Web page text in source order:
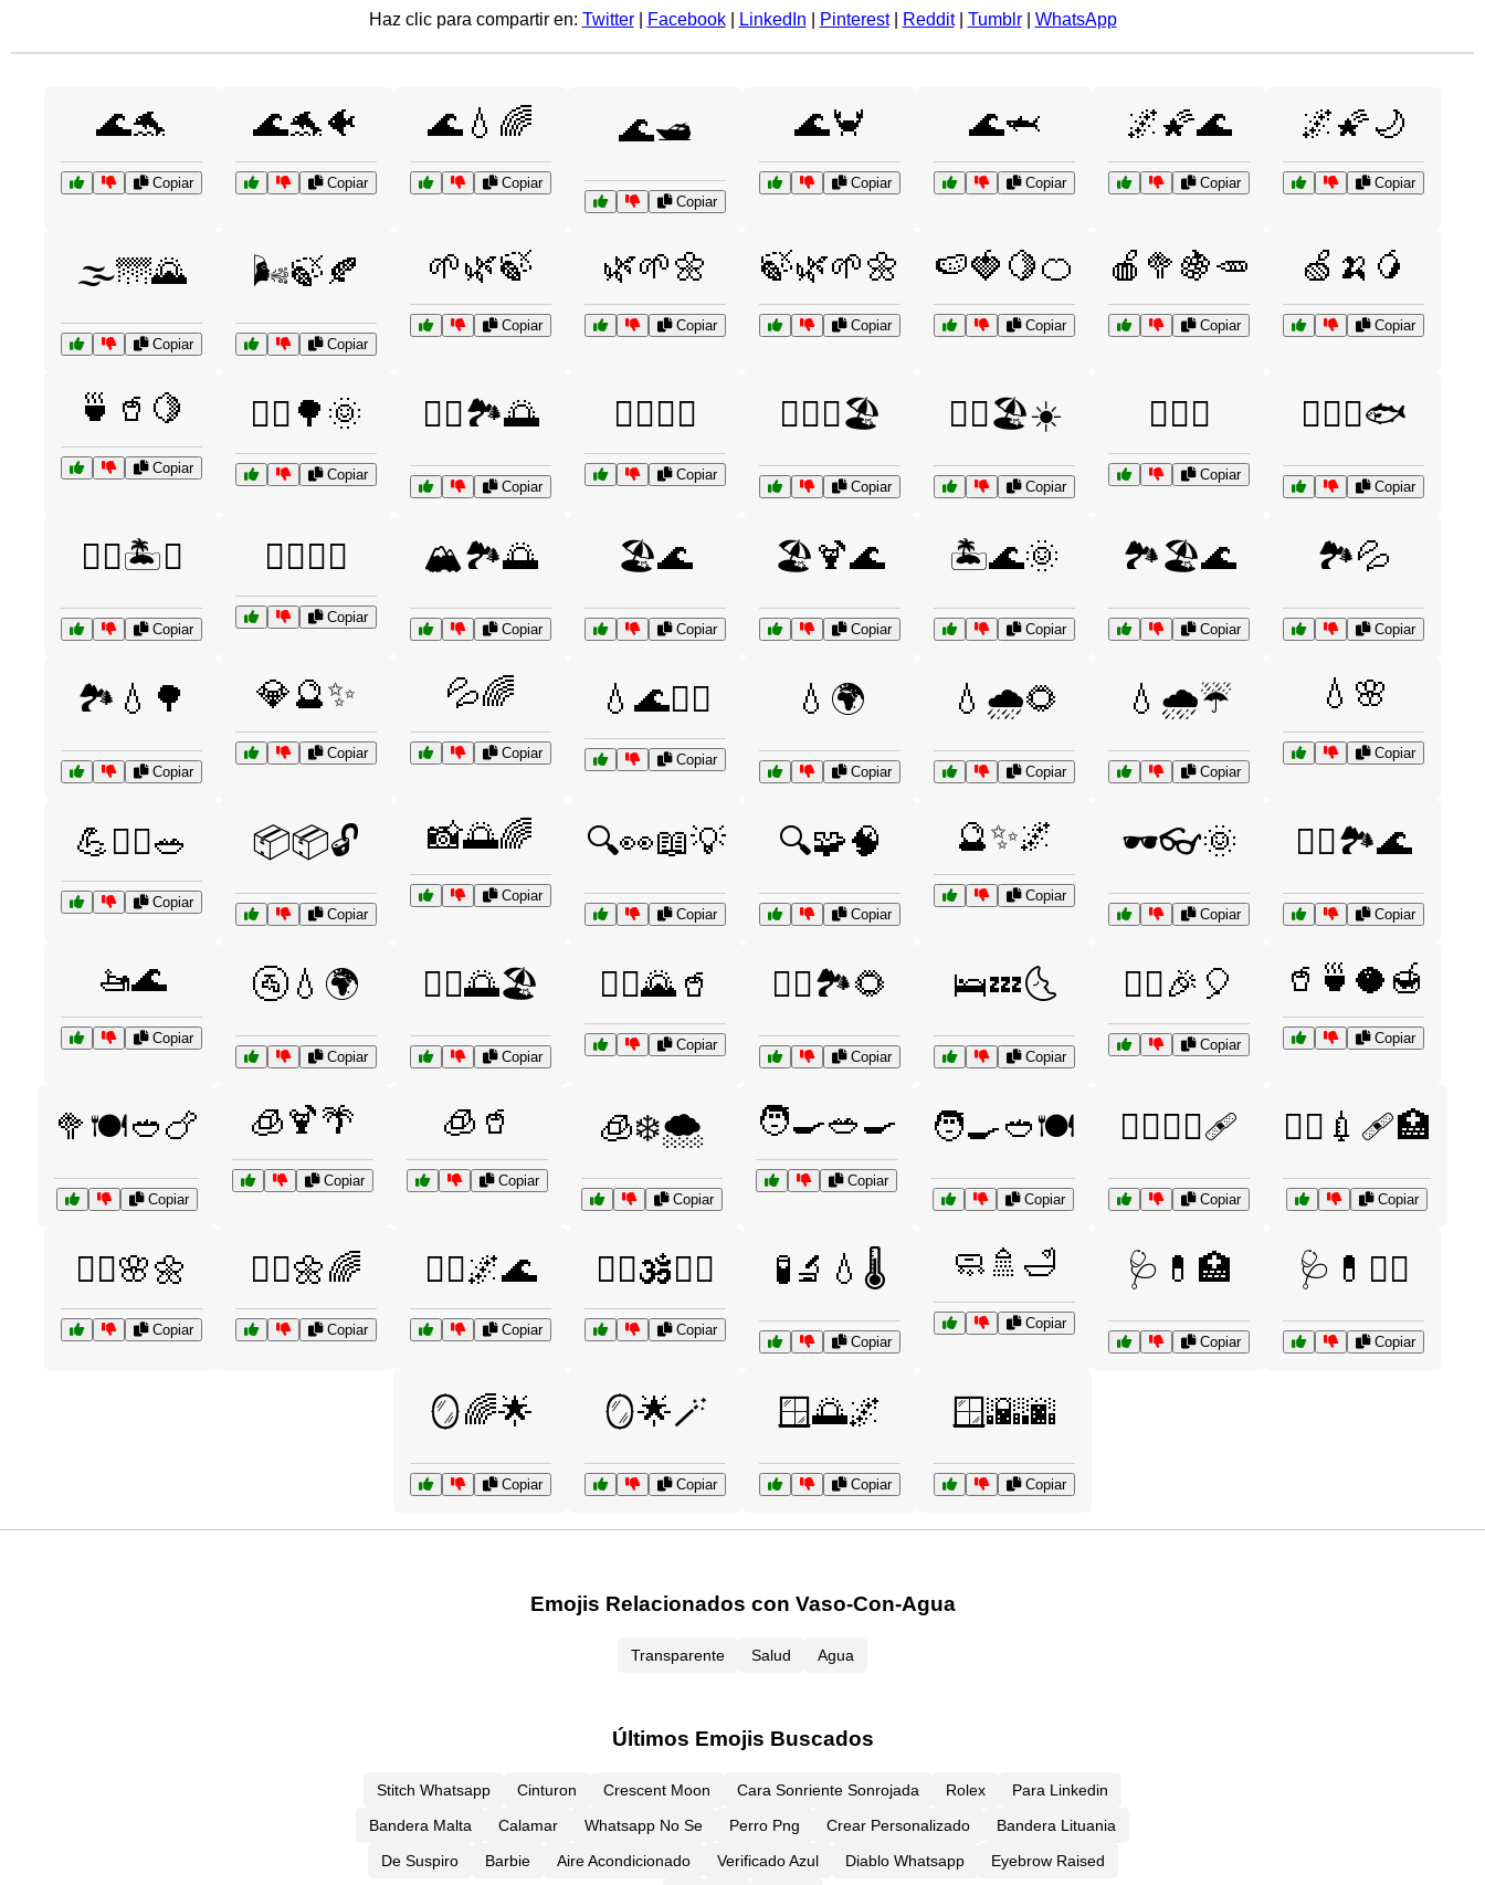
Haz clic para compartir en: Twitter| Facebook| LinkedIn Pinterest| Reddit| Tumblr| WhatsApp
🌊🐬
Copiar
🌊🐬🐠
Copiar
🌊💧🌈
Copiar
🌊🛥️
Copiar
🌊🦀
Copiar
🌊🦈
Copiar
🌌🌠🌊
Copiar
🌌🌠🌙
Copiar
🌫️🌁🌄
Copiar
🌬️🍃🍂
Copiar
🌱🌿🍃
Copiar
🌿🌱🌼
Copiar
🍃🌿🌱🌼
Copiar
🍉🍓🍋🍊
Copiar
🍎🥦🍇🥕
Copiar
🍏🍌🥭
Copiar
🍵🥤🍋
Copiar
🏃‍♀️🌳🌞
Copiar
🏃‍♂️🏞️🌅
Copiar
🏄‍♀️🌊🌞
Copiar
🏊‍♀️🌞🏖️
Copiar
🏊‍♀️🏖️☀️
Copiar
🏊‍♂️🌊
Copiar
🏊‍♂️🌊🐟
Copiar
🏊‍♂️🏝️🌅
Copiar
🏋️‍♀️💧🍵
Copiar
🏔️🏞️🌅
Copiar
🏖️🌊
Copiar
🏖️🍹🌊
Copiar
🏝️🌊🌞
Copiar
🏞️🏖️🌊
Copiar
🏞️💦
Copiar
🏞️💧🌳
Copiar
💎🔮✨
Copiar
💦🌈
Copiar
💧🌊🏄‍♂️
Copiar
💧🌍
Copiar
💧🌧️🌻
Copiar
💧🌧️☔
Copiar
💧🌸
Copiar
💪🏋️‍♂️🥗
Copiar
📦📦🔓
Copiar
📸🌅🌈
Copiar
🔍👀📖💡
Copiar
🔍🧩🧠
Copiar
🔮✨🌌
Copiar
🕶️👓🌞
Copiar
🚣‍♀️🏞️🌊
Copiar
🚤🌊
Copiar
🚰💧🌍
Copiar
🚴‍♀️🌅🏖️
Copiar
🚴‍♂️🌄🥤
Copiar
🚶‍♂️🏞️🌻
Copiar
🛌💤🌜
Copiar
🤸‍♀️🎉🎈
Copiar
🥤🍵🥥🍯
Copiar
🥦🍽️🥙🍗
Copiar
🧊🍹🌴
Copiar
🧊🥤
Copiar
🧊❄️🌨️
Copiar
🧑‍🍳🥗🍳
Copiar
🧑‍🍳🥙🍽️
Copiar
🧑‍⚕️👩‍⚕️🩹
Copiar
🧑‍⚕️💉🩹🏥
Copiar
🧘‍♀️🌸🌼
Copiar
🧘‍♀️🌼🌈
Copiar
🧘‍♂️🌌🌊
Copiar
🧘‍♂️🕉️💆‍♀️
Copiar
🧪🔬💧🌡️
Copiar
🧼🚿🛁
Copiar
🩺💊🏥
Copiar
🩺💊🧑‍⚕️
Copiar
🪞🌈🌟
Copiar
🪞🌟🪄
Copiar
🪟🌅🌌
Copiar
🪟🌇🌆
Copiar
Emojis Relacionados con Vaso-Con-Agua
Transparente Salud Agua
Últimos Emojis Buscados
Stitch Whatsapp Cinturon Crescent Moon Cara Sonriente Sonrojada Rolex
Para Linkedin
Bandera Malta
Calamar Whatsapp No Se Perro Png Crear Personalizado
Bandera Lituania
De Suspiro
Barbie Aire Acondicionado Verificado Azul Diablo Whatsapp Eyebrow Raised